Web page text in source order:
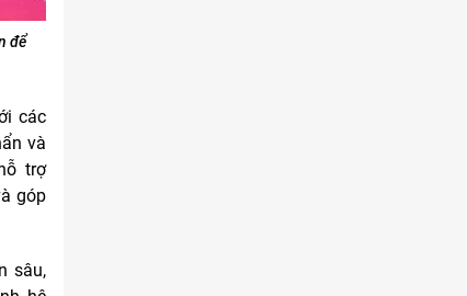
để
các
và
trợ
góp
sâu,